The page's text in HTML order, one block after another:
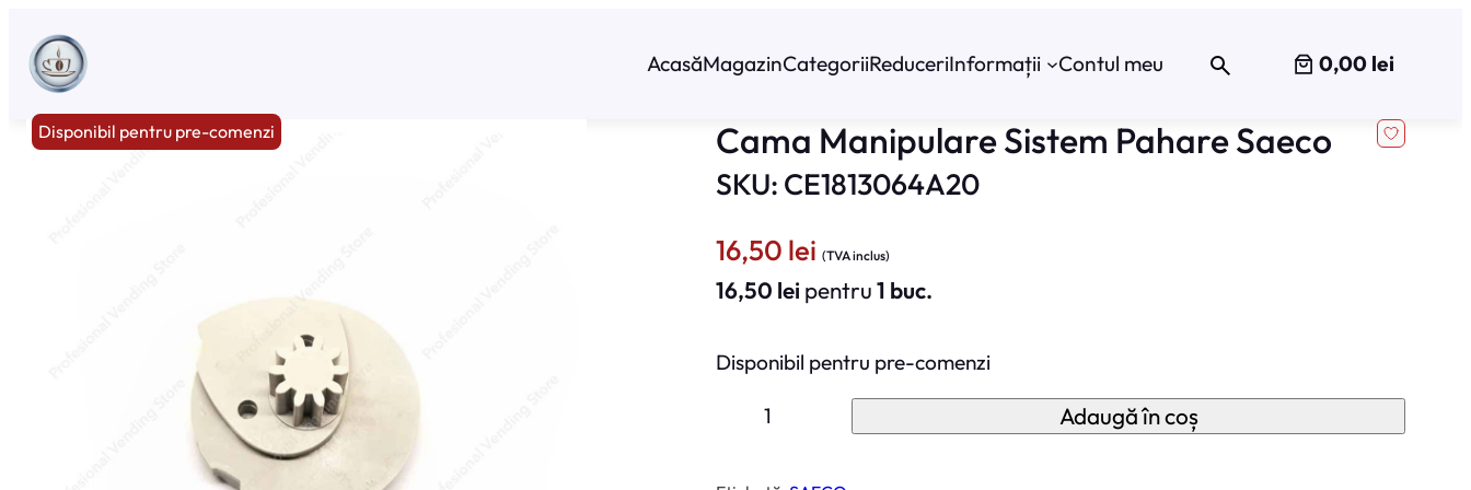
conținut
AcasăMagazinCategoriiReduceriInformații Contul meu 0,00 lei
Disponibil pentru pre-comenzi Cama Manipulare Sistem Pahare Saeco
SKU: CE1813064A20
16,50 lei (TVA inclus)
16,50 lei pentru1 buc.
Disponibil pentru pre-comenzi
t
Adaugă în coș